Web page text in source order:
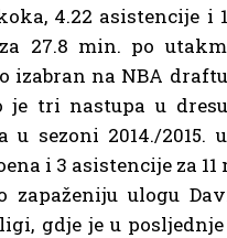
4.22 asistencije i
27.8 min. po
izabran na NBA
je tri nastupa u
u sezoni 2014./2015.
i 3 asistencije za
zapaženiju ulogu
gdje je u